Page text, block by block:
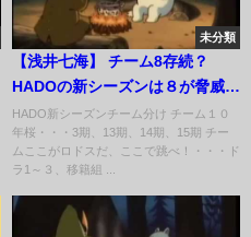
未分類
【浅井七海】 チーム8存続？
HADOの新シーズンは８が脅威過
ぎる 【AKB48】
HADO新シーズンチーム分け チーム１０
年桜・・・3期、13期、14期、15期 チー
ムここがロドスだ、ここで跳べ！・・・ド
ラ1～３、移籍組 ...